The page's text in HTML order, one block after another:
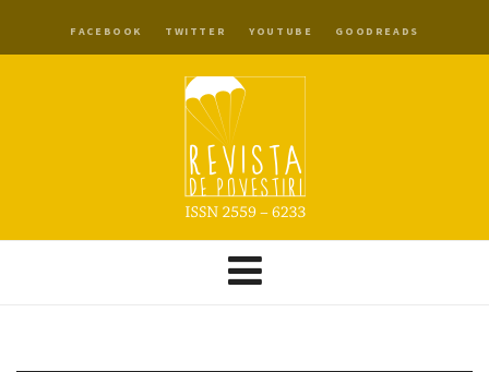
FACEBOOK TWITTER YOUTUBE GOODREADS